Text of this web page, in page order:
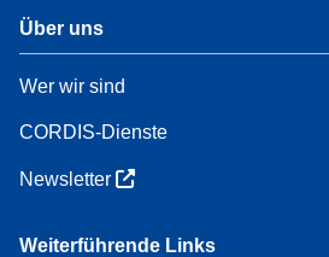
Über uns
Wer wir sind
CORDIS-Dienste
Newsletter
Weiterführende Links